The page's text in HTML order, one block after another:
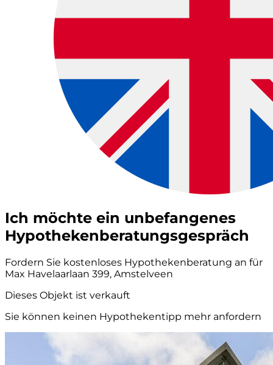
Ich möchte ein unbefangenes
Hypothekenberatungsgespräch
Fordern Sie kostenloses Hypothekenberatung an für
Max Havelaarlaan 399, Amstelveen
Dieses Objekt ist verkauft
Sie können keinen Hypothekentipp mehr anfordern